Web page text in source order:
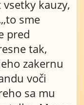
kauzy,
sme
pred
tak,
zakernu
voči
sa mu